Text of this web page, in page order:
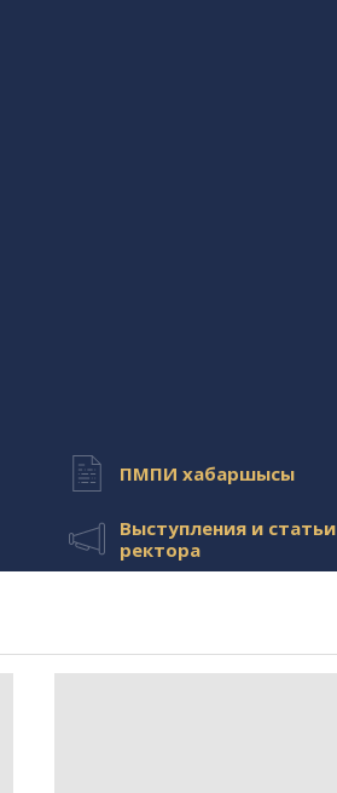
ПМПИ хабаршысы
Выступления и статьи
ректора